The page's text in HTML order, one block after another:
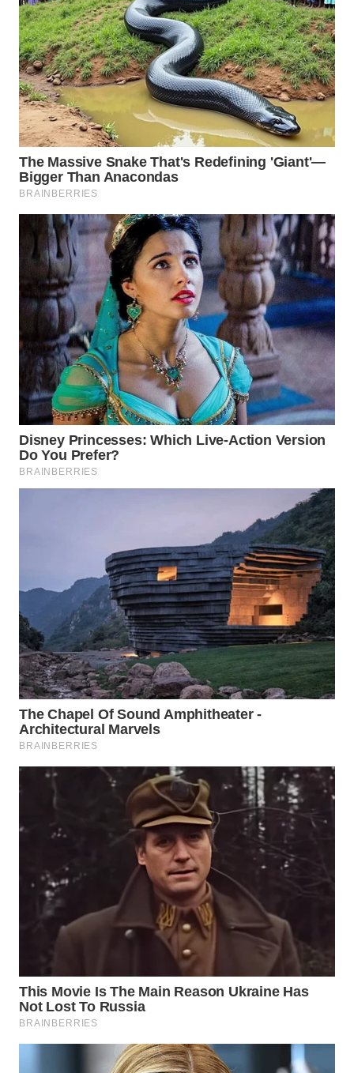
WN
TAPANULI
TENGAH
WN DELI
SERDANG
WN
TEBING
TINGGI
WN
PAKPAK
WN
KARAWANG
WN
BEKASI
WN
BOGOR
WN
DEPOK
WN
PADANG
LAWAS
WN
SUMEDANG
WN
CIANJUR
WN
SERIBU
WN
TANGERANG
BINJAI
WN
CIREBON